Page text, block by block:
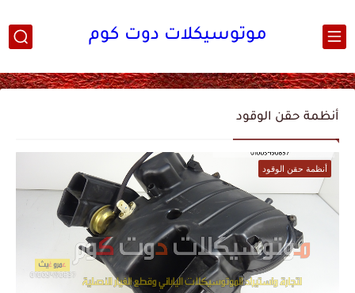
موتوسيكلات دوت كوم
أنظمة حقن الوقود
أنظمة حقن الوقود